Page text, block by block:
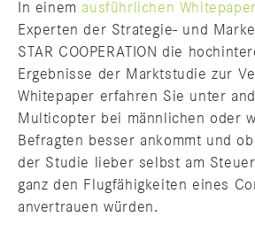
In einem ausführlichen Whitepaper
Experten der Strategie- und
STAR COOPERATION die
Ergebnisse der Marktstudie zur
Whitepaper erfahren Sie unter
Multicopter bei männlichen oder
Befragten besser ankommt und
der Studie lieber selbst am
ganz den Flugfähigkeiten eines
anvertrauen würden.